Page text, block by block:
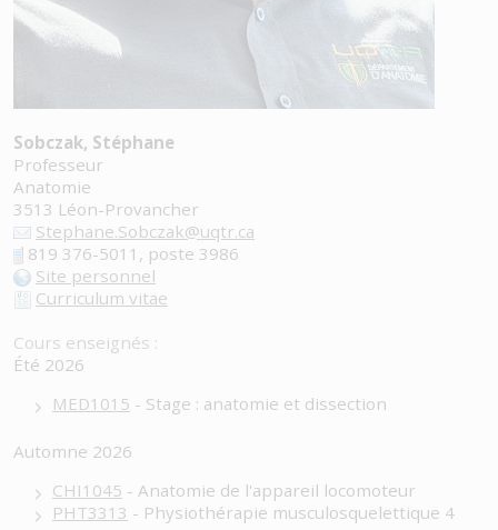
Sobczak, Stéphane
Professeur
Anatomie
3513 Léon-Provancher
Stephane.Sobczak@uqtr.ca
819 376-5011, poste 3986
Site personnel
Curriculum vitae
Cours enseignés :
Été 2026
MED1015 - Stage : anatomie et dissection
Automne 2026
CHI1045 - Anatomie de l'appareil locomoteur
PHT3313 - Physiothérapie musculosquelettique 4